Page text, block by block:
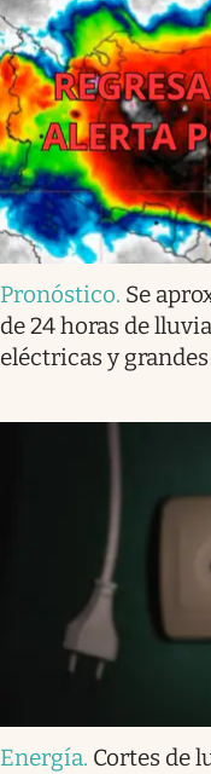
Pronóstico. Se
de 24 horas de
eléctricas y
Energía. Cortes de